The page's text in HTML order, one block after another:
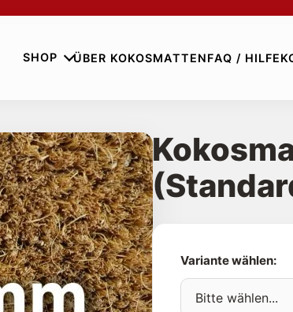
SHOP ÜBER KOKOSMATTENFAQ / HILFE
Variante wählen: